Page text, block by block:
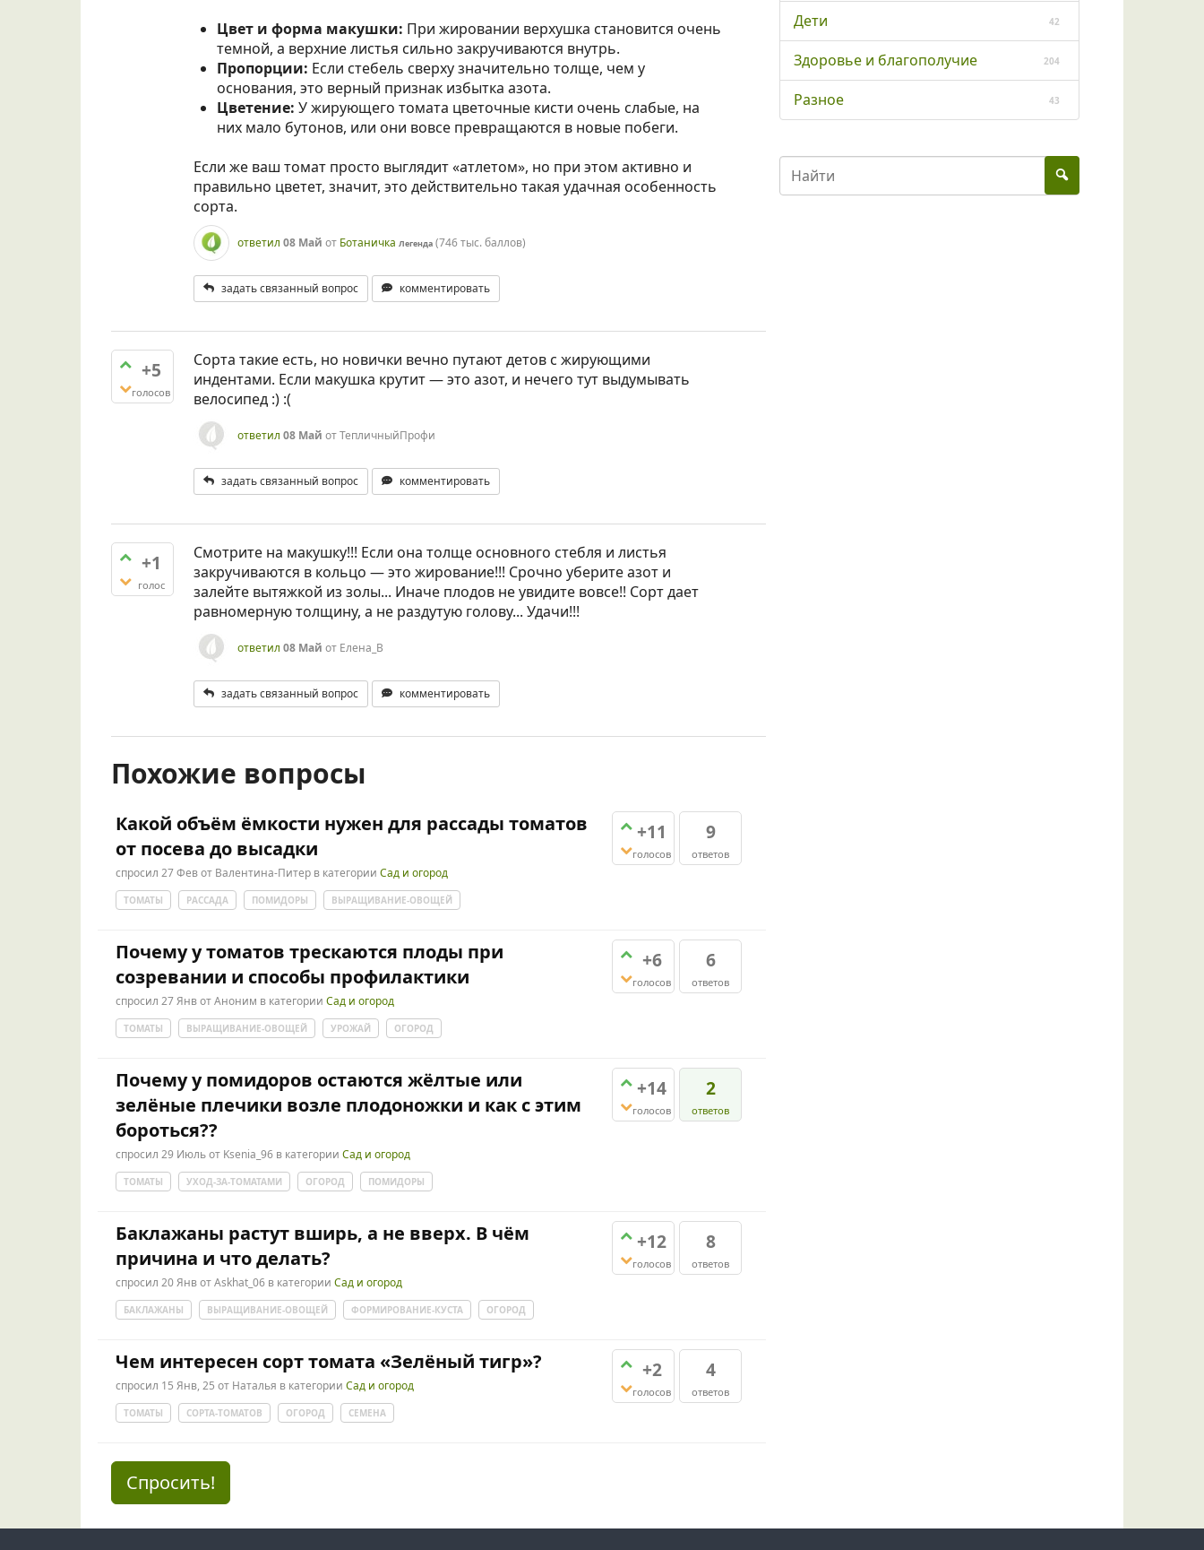
Цвет и форма макушки: При жировании верхушка становится очень
темной, а верхние листья сильно закручиваются внутрь.
Пропорции: Если стебель сверху значительно толще, чем у
основания, это верный признак избытка азота.
Цветение: У жирующего томата цветочные кисти очень слабые, на
них мало бутонов, или они вовсе превращаются в новые побеги.
Если же ваш томат просто выглядит «атлетом», но при этом активно и
правильно цветет, значит, это действительно такая удачная особенность
сорта.
ответил 08 Май от Ботаничка Легенда (746 тыс.баллов)
задать связанный вопрос комментировать
+5
голосов
Сорта такие есть, но новички вечно путают детов с жирующими
индентами. Если макушка крутит — это азот, и нечего тут выдумывать
велосипед :) :(
ответил 08 Май отТепличныйПрофи
задать связанный вопрос комментировать
+1
голос
Смотрите на макушку!!! Если она толще основного стебля и листья
закручиваются в кольцо — это жирование!!! Срочно уберите азот и
залейте вытяжкой из золы... Иначе плодов не увидите вовсе!! Сорт дает
равномерную толщину, а не раздутую голову... Удачи!!!
ответил 08 Май от Елена_В
задать связанный вопрос комментировать
Похожие вопросы
+11
голосов
9
ответов
Какой объём ёмкости нужен для рассады томатов
от посева до высадки
спросил 27 Февот Валентина-Питер в категории Сад и огород
ТОМАТЫ РАССАДА ПОМИДОРЫ ВЫРАЩИВАНИЕ-ОВОЩЕЙ
+6
голосов
6
ответов
Почему у томатов трескаются плоды при
созревании и способы профилактики
спросил 27 ЯнвотАноним в категории Сад и огород
ТОМАТЫ ВЫРАЩИВАНИЕ-ОВОЩЕЙ УРОЖАЙ ОГОРОД
+14
голосов
2
ответов
Почему у помидоров остаются жёлтые или
зелёные плечики возле плодоножки и как с этим
бороться??
спросил 29 Июльот Ksenia_96 в категории Сад и огород
ТОМАТЫ УХОД-ЗА-ТОМАТАМИ ОГОРОД ПОМИДОРЫ
+12
голосов
8
ответов
Баклажаны растут вширь, а не вверх. В чём
причина и что делать?
спросил 20 ЯнвотAskhat_06 в категории Сад и огород
БАКЛАЖАНЫ ВЫРАЩИВАНИЕ-ОВОЩЕЙ ФОРМИРОВАНИЕ-КУСТА ОГОРОД
+2
голосов
4
ответов
Чем интересен сорт томата «Зелёный тигр»?
спросил 15 Янв, 25 от Наталья в категории Сад и огород
ТОМАТЫ СОРТА-ТОМАТОВ ОГОРОД СЕМЕНА
Спросить!
Дети 42
Здоровье и благополучие 204
Разное 43